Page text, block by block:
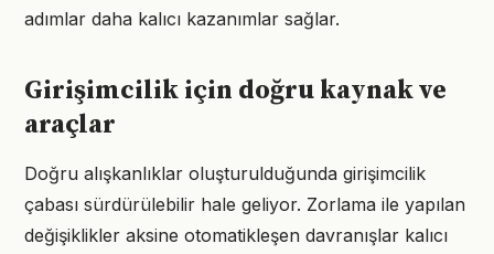
adımlar daha kalıcı kazanımlar sağlar.
Girişimcilik için doğru kaynak ve
araçlar
Doğru alışkanlıklar oluşturulduğunda girişimcilik
çabası sürdürülebilir hale geliyor. Zorlama ile yapılan
değişiklikler aksine otomatikleşen davranışlar kalıcı